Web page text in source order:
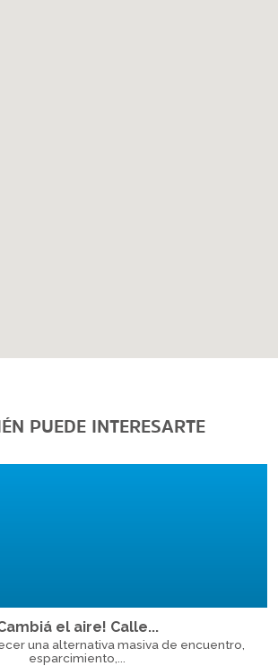
PUEDE INTERESARTE
el aire! Calle...
una alternativa masiva de encuentro,
esparcimiento,...